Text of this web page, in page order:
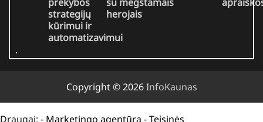
strategijų
kūrimui ir
automatizavimui
herojais
Copyright © 2026InfoKaunas
Draugai: - Marketingo agentūra -Teisinės